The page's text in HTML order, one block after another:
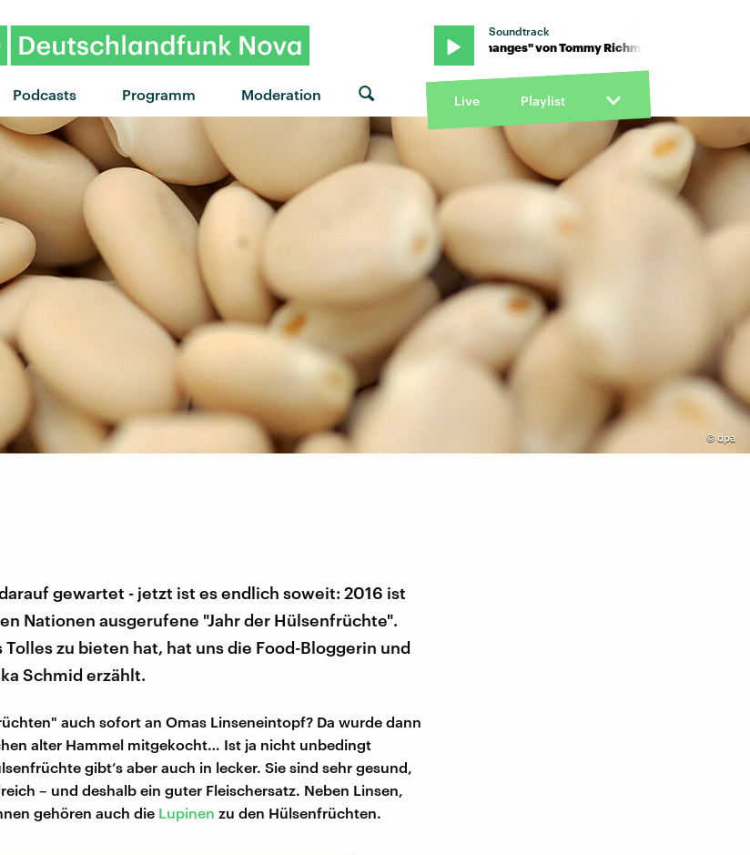
Podcasts Programm Moderation
Soundtrack
"Changes" von Tommy Richman · "Changes" von Tommy Richman · "Changes" von Tommy
Live Playlist
© dpa
gewartet - jetzt ist es endlich soweit: 2016 ist
Nationen ausgerufene "Jahr der Hülsenfrüchte".
Tolles zu bieten hat, hat uns die Food-Bloggerin und
Schmid erzählt.
auch sofort an Omas Linseneintopf? Da wurde dann
alter Hammel mitgekocht… Ist ja nicht unbedingt
gibt’s aber auch in lecker. Sie sind sehr gesund,
– und deshalb ein guter Fleischersatz. Neben Linsen,
gehören auch die Lupinen zu den Hülsenfrüchten.